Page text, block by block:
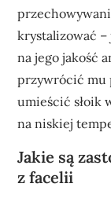
krystalizować
na jego jakość
przywrócić mu
umieścić słoik
na niskiej
Jakie są
z facelii